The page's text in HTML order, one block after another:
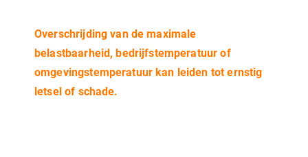
Overschrijding van de maximale
belastbaarheid, bedrijfstemperatuur of
omgevingstemperatuur kan leiden tot ernstig
letsel of schade.